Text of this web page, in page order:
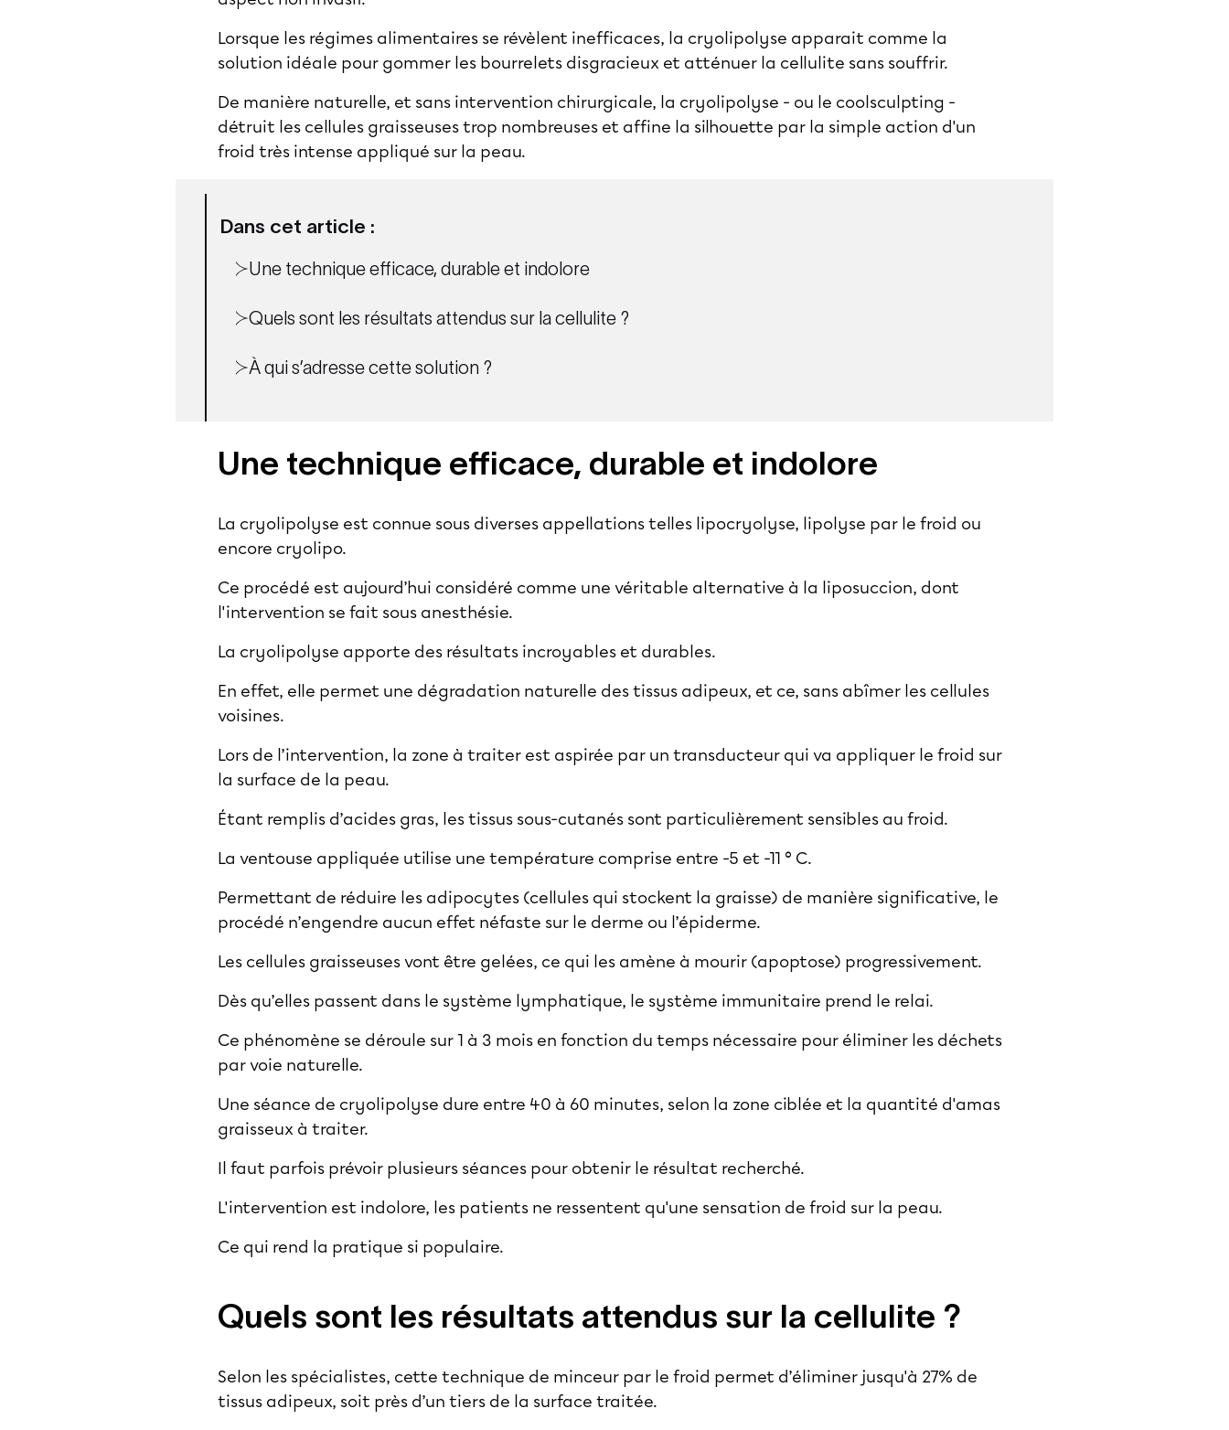
Lorsque les régimes alimentaires se révèlent inefficaces, la cryolipolyse apparait comme la
solution idéale pour gommer les bourrelets disgracieux et atténuer la cellulite sans souffrir.
De manière naturelle, et sans intervention chirurgicale, la cryolipolyse - ou le coolsculpting -
détruit les cellules graisseuses trop nombreuses et affine la silhouette par la simple action d'un
froid très intense appliqué sur la peau.
Dans cet article :
Une technique efficace, durable et indolore
Quels sont les résultats attendus sur la cellulite ?
À qui s’adresse cette solution ?
Une technique efficace, durable et indolore
La cryolipolyse est connue sous diverses appellations telles lipocryolyse, lipolyse par le froid ou
encore cryolipo.
Ce procédé est aujourd’hui considéré comme une véritable alternative à la liposuccion, dont
l'intervention se fait sous anesthésie.
La cryolipolyse apporte des résultats incroyables et durables.
En effet, elle permet une dégradation naturelle des tissus adipeux, et ce, sans abîmer les cellules
voisines.
Lors de l’intervention, la zone à traiter est aspirée par un transducteur qui va appliquer le froid sur
la surface de la peau.
Étant remplis d’acides gras, les tissus sous-cutanés sont particulièrement sensibles au froid.
La ventouse appliquée utilise une température comprise entre -5 et -11 ° C.
Permettant de réduire les adipocytes (cellules qui stockent la graisse) de manière significative, le
procédé n’engendre aucun effet néfaste sur le derme ou l’épiderme.
Les cellules graisseuses vont être gelées, ce qui les amène à mourir (apoptose) progressivement.
Dès qu’elles passent dans le système lymphatique, le système immunitaire prend le relai.
Ce phénomène se déroule sur 1 à 3 mois en fonction du temps nécessaire pour éliminer les déchets
par voie naturelle.
Une séance de cryolipolyse dure entre 40 à 60 minutes, selon la zone ciblée et la quantité d'amas
graisseux à traiter.
Il faut parfois prévoir plusieurs séances pour obtenir le résultat recherché.
L'intervention est indolore, les patients ne ressentent qu'une sensation de froid sur la peau.
Ce qui rend la pratique si populaire.
Quels sont les résultats attendus sur la cellulite ?
Selon les spécialistes, cette technique de minceur par le froid permet d’éliminer jusqu'à 27% de
tissus adipeux, soit près d’un tiers de la surface traitée.